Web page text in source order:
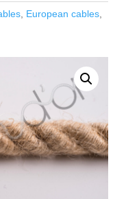
, European cables,